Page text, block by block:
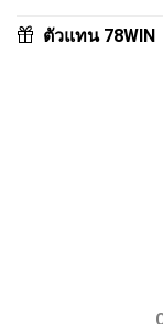
ตัวแทน 78WIN